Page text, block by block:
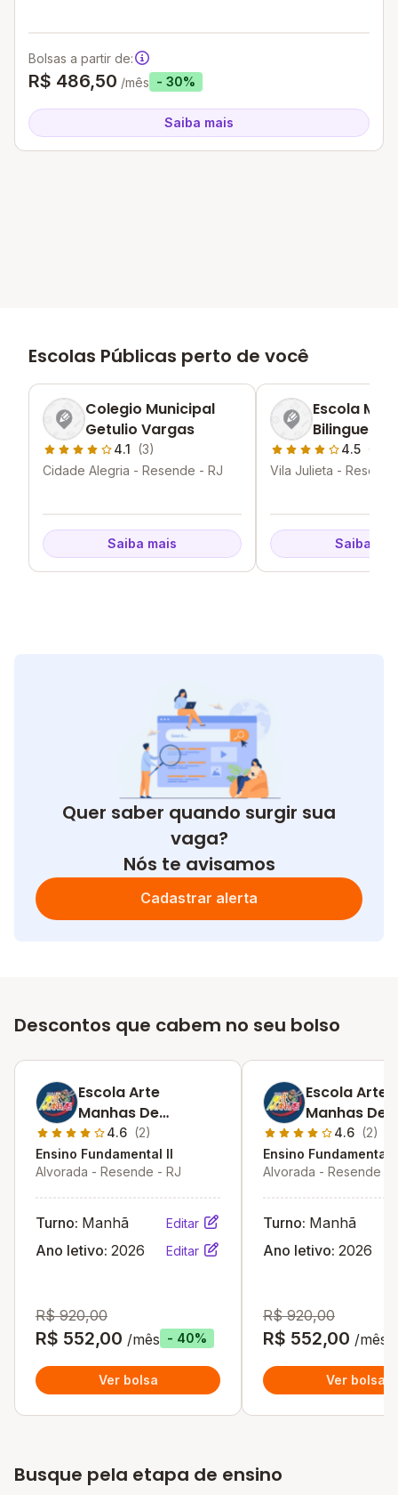
Bolsas a partir de:
R$ 486,50 /mês - 30%
Saiba mais
Escolas Públicas perto de você
Colegio Municipal
Getulio Vargas
4.1 (3)
Cidade Alegria - Resende - RJ
Saiba mais
Escola
Bilingue
Silencio
4.5 (1)
Vila Julieta -
Saiba
Quer saber quando surgir sua
vaga?
Nós te avisamos
Cadastrar alerta
Descontos que cabem no seu bolso
Escola Arte
Manhas De
Resende
4.6 (2)
Ensino Fundamental II
Alvorada - Resende - RJ
Turno: Manhã Editar
Ano letivo: 2026 Editar
R$ 920,00
R$ 552,00 /mês - 40%
Ver bolsa
Escola Arte
Manhas De
Resende
4.6 (2)
Ensino Fundamental
Alvorada - Resende -
Turno: Manhã
Ano letivo: 2026
R$ 920,00
R$ 552,00 /mês
Ver bolsa
Busque pela etapa de ensino